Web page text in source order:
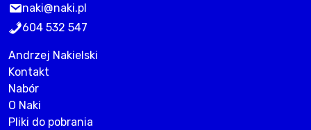
naki@naki.pl
604 532 547
Andrzej Nakielski
Kontakt
Nabór
O Naki
Pliki do pobrania